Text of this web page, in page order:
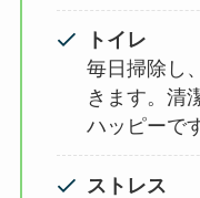
トイレ
毎日掃除し
きます。清
ハッピーで
ストレス